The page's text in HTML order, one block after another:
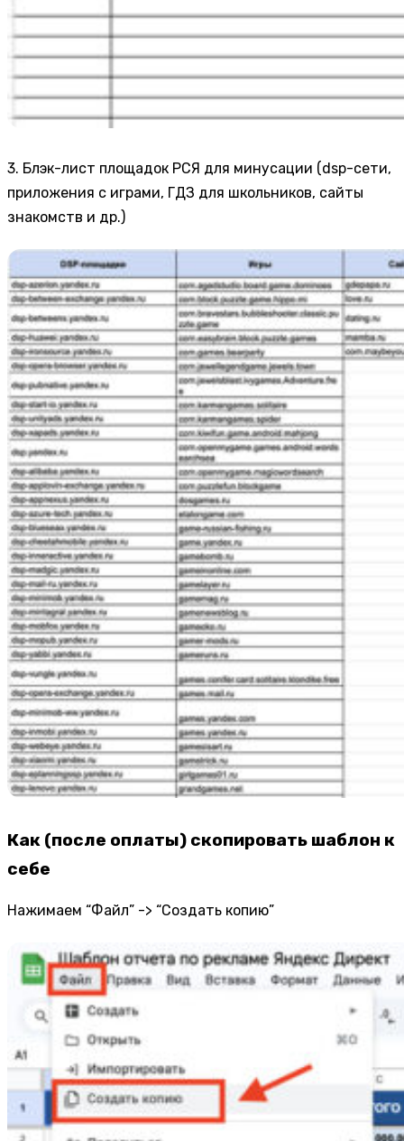
3. Блэк-лист площадок РСЯ для минусации (dsp-сети,
приложения с играми, ГДЗ для школьников, сайты
знакомств и др.)
Как (после оплаты) скопировать шаблон к
себе
Нажимаем “Файл” -> “Создать копию”